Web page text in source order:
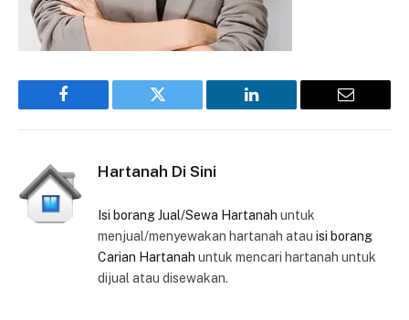
Facebook Twitter LinkedIn Email
Hartanah Di Sini
Isi borang Jual/Sewa Hartanah untuk
menjual/menyewakan hartanah atau isi borang
Carian Hartanah untuk mencari hartanah untuk
dijual atau disewakan.